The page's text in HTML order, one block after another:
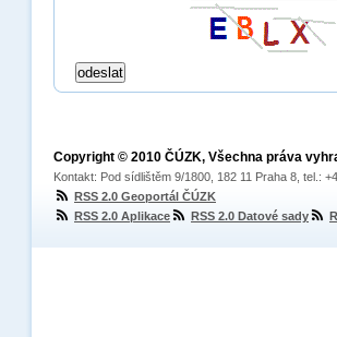
Copyright © 2010 ČÚZK, Všechna práva
Kontakt: Pod sídlištěm 9/1800, 182 11 Praha 8, tel.:
RSS 2.0 Geoportál ČÚZK
RSS 2.0 Aplikace
RSS 2.0 Datové sady